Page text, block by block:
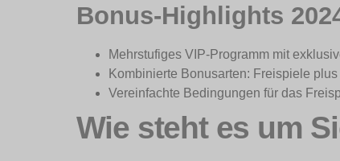
Bonus-Highlights
Mehrstufiges VIP-Programm mit
Kombinierte Bonusarten: Freispiele
Vereinfachte Bedingungen für das
Wie steht es um